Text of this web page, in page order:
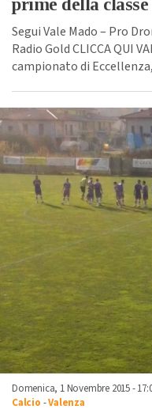
prime della classe
Segui Vale Mado – Pro
Radio Gold CLICCA QUI
campionato di
Domenica, 1 Novembre 2015 -
Calcio -Valenza